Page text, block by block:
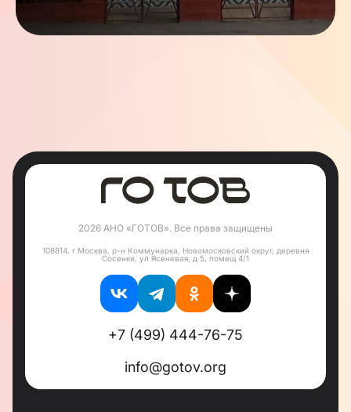
2026 АНО «ГОТОВ». Все права защищены
108814, г Москва, р-н Коммунарка, Новомосковский округ, деревня
Сосенки, ул Ясеневая, д 5, помещ 4/1
+7 (499) 444-76-75
info@gotov.org